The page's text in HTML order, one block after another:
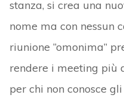
stanza, si crea una
nome ma con nessun
riunione “omonima”
rendere i meeting più
per chi non conosce